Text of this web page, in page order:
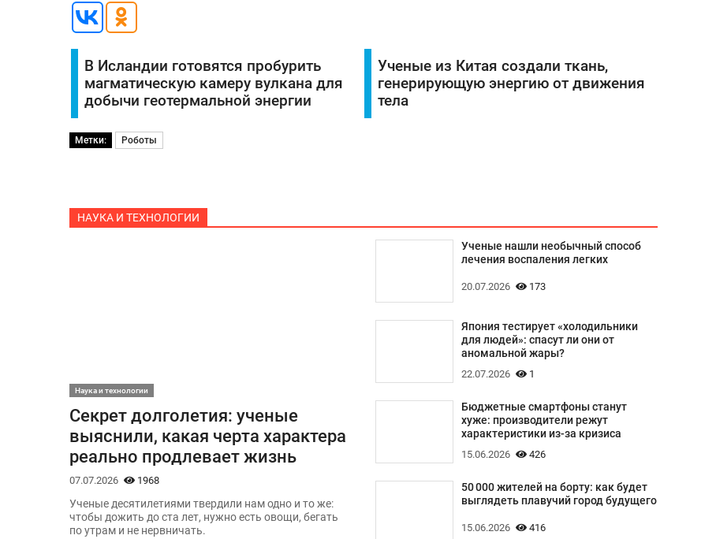
В Исландии готовятся пробурить
магматическую камеру вулкана для
добычи геотермальной энергии
Ученые из Китая создали ткань,
генерирующую энергию от движения
тела
Метки: Роботы
НАУКА И ТЕХНОЛОГИИ
Наука и технологии
Секрет долголетия: ученые
выяснили, какая черта характера
реально продлевает жизнь
07.07.2026 1968
Ученые десятилетиями твердили нам одно и то же:
чтобы дожить до ста лет, нужно есть овощи, бегать
по утрам и не нервничать.
Ученые нашли необычный способ
лечения воспаления легких
20.07.2026 173
Япония тестирует «холодильники
для людей»: спасут ли они от
аномальной жары?
22.07.2026 1
Бюджетные смартфоны станут
хуже: производители режут
характеристики из-за кризиса
15.06.2026 426
50 000 жителей на борту: как будет
выглядеть плавучий город будущего
15.06.2026 416